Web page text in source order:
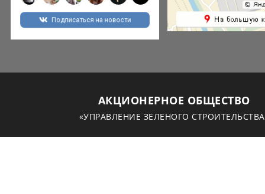
АКЦИОНЕРНОЕ ОБЩЕСТВО
«УПРАВЛЕНИЕ ЗЕЛЕНОГО